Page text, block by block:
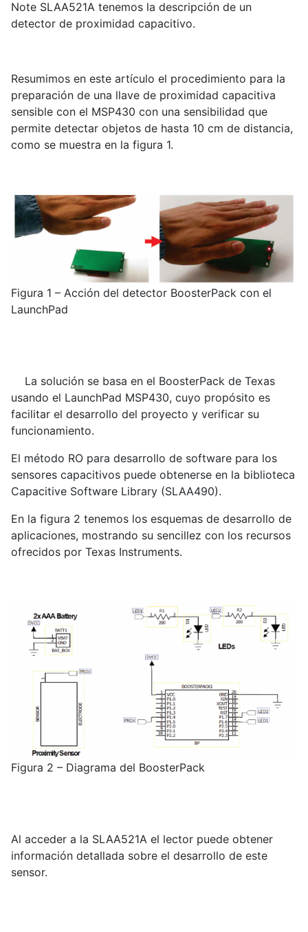
Note SLAA521A tenemos la descripción de un
detector de proximidad capacitivo.
Resumimos en este artículo el procedimiento para la
preparación de una llave de proximidad capacitiva
sensible con el MSP430 con una sensibilidad que
permite detectar objetos de hasta 10 cm de distancia,
como se muestra en la figura 1.
Figura 1 – Acción del detector BoosterPack con el
LaunchPad
La solución se basa en el BoosterPack de Texas
usando el LaunchPad MSP430, cuyo propósito es
facilitar el desarrollo del proyecto y verificar su
funcionamiento.
El método RO para desarrollo de software para los
sensores capacitivos puede obtenerse en la biblioteca
Capacitive Software Library (SLAA490).
En la figura 2 tenemos los esquemas de desarrollo de
aplicaciones, mostrando su sencillez con los recursos
ofrecidos por Texas Instruments.
Figura 2 – Diagrama del BoosterPack
Al acceder a la SLAA521A el lector puede obtener
información detallada sobre el desarrollo de este
sensor.